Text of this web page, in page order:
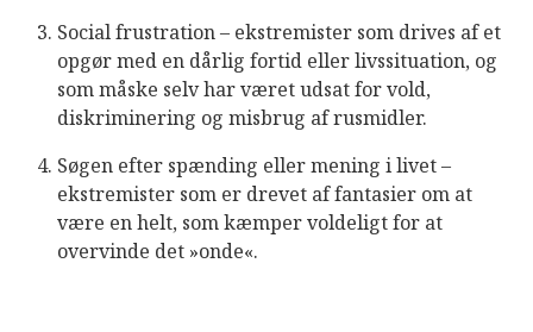
Social frustration – ekstremister som drives af et
opgør med en dårlig fortid eller livssituation, og
som måske selv har været udsat for vold,
diskriminering og misbrug af rusmidler.
Søgen efter spænding eller mening i livet –
ekstremister som er drevet af fantasier om at
være en helt, som kæmper voldeligt for at
overvinde det »onde«.